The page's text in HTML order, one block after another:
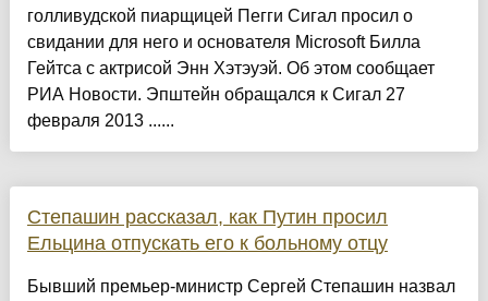
голливудской пиарщицей Пегги Сигал просил о
свидании для него и основателя Microsoft Билла
Гейтса с актрисой Энн Хэтэуэй. Об этом сообщает
РИА Новости. Эпштейн обращался к Сигал 27
февраля 2013 ......
Степашин рассказал, как Путин просил
Ельцина отпускать его к больному отцу
Бывший премьер-министр Сергей Степашин назвал